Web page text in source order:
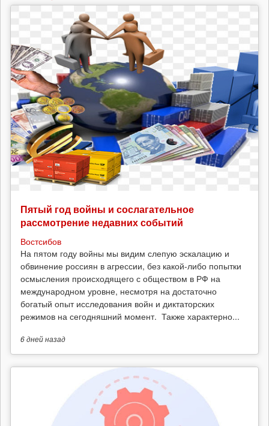
Пятый год войны и сослагательное
рассмотрение недавних событий
Востсибов
На пятом году войны мы видим слепую эскалацию и
обвинение россиян в агрессии, без какой-либо попытки
осмысления происходящего с обществом в РФ на
международном уровне, несмотря на достаточно
богатый опыт исследования войн и диктаторских
режимов на сегодняшний момент. Также характерно...
6 днейназад